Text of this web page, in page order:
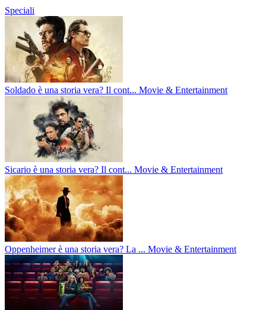
Speciali
Soldado è una storia vera? Il cont... Movie & Entertainment
Sicario è una storia vera? Il cont... Movie & Entertainment
Oppenheimer è una storia vera? La ... Movie & Entertainment